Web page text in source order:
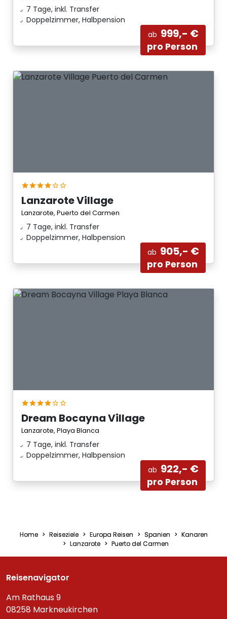
7 Tage, inkl. Transfer
Doppelzimmer, Halbpension
ab 999,- €
pro Person
Lanzarote Village
Lanzarote, Puerto del Carmen
7 Tage, inkl. Transfer
Doppelzimmer, Halbpension
ab 905,- €
pro Person
Dream Bocayna Village
Lanzarote, Playa Blanca
7 Tage, inkl. Transfer
Doppelzimmer, Halbpension
ab 922,- €
pro Person
Home Reiseziele Europa Reisen Spanien
Kanaren
Lanzarote
Puerto del Carmen
Reisenavigator
Am Rathaus 9
08258 Markneukirchen